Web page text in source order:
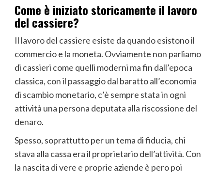
Come è iniziato storicamente il lavoro
del cassiere?
Il lavoro del cassiere esiste da quando esistono il
commercio e la moneta. Ovviamente non parliamo
di cassieri come quelli moderni ma fin dall’epoca
classica, con il passaggio dal baratto all’economia
di scambio monetario, c’è sempre stata in ogni
attività una persona deputata alla riscossione del
denaro.
Spesso, soprattutto per un tema di fiducia, chi
stava alla cassa era il proprietario dell’attività. Con
la nascita di vere e proprie aziende è pero poi